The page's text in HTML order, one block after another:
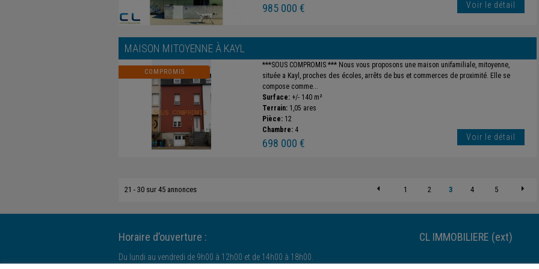
985 000 € Voir le détail
MAISON MITOYENNE À KAYL
COMPROMIS
***SOUS COMPROMIS *** Nous vous proposons une maison unifamiliale, mitoyenne,
située a Kayl, proches des écoles, arrêts de bus et commerces de proximité. Elle se
compose comme...
Surface: +/- 140 m²
Terrain: 1,05 ares
Pièce: 12
Chambre: 4
698 000 € Voir le détail
21 - 30 sur 45 annonces 1 2 3 4 5
Horaire d’ouverture :
Du lundi au vendredi de 9h00 à 12h00 et de 14h00 à 18h00.
CL IMMOBILIERE (ext)